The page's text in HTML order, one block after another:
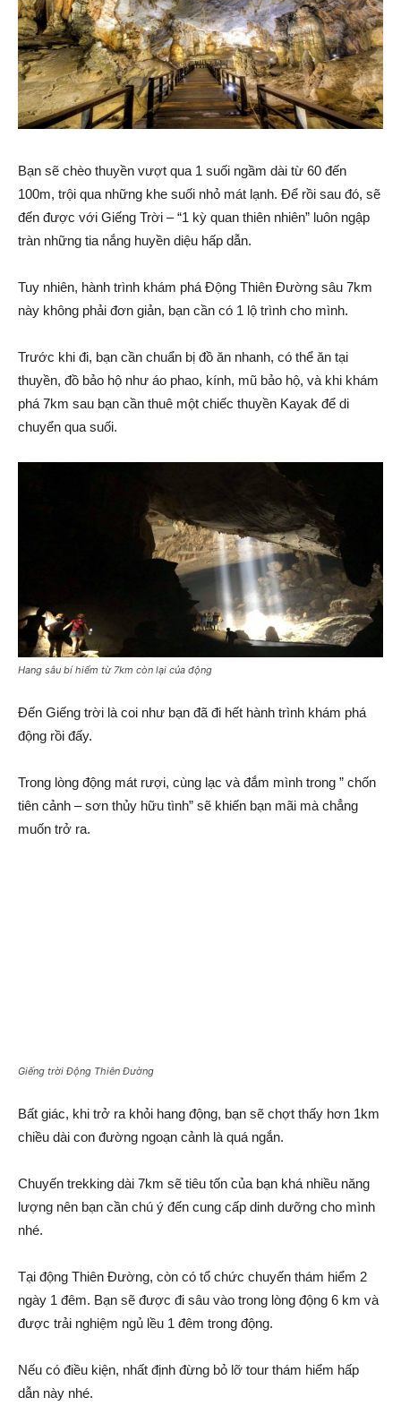
Bạn sẽ chèo thuyền vượt qua 1 suối ngầm dài từ 60 đến
100m, trội qua những khe suối nhỏ mát lạnh. Để rồi sau đó, sẽ
đến được với Giếng Trời – “1 kỳ quan thiên nhiên” luôn ngập
tràn những tia nắng huyền diệu hấp dẫn.
Tuy nhiên, hành trình khám phá Động Thiên Đường sâu 7km
này không phải đơn giản, bạn cần có 1 lộ trình cho mình.
Trước khi đi, bạn cần chuẩn bị đồ ăn nhanh, có thể ăn tại
thuyền, đồ bảo hộ như áo phao, kính, mũ bảo hộ, và khi khám
phá 7km sau bạn cần thuê một chiếc thuyền Kayak để di
chuyển qua suối.
Hang sâu bí hiểm từ 7km còn lại của động
Đến Giếng trời là coi như bạn đã đi hết hành trình khám phá
động rồi đấy.
Trong lòng động mát rượi, cùng lạc và đắm mình trong ” chốn
tiên cảnh – sơn thủy hữu tình” sẽ khiến bạn mãi mà chẳng
muốn trở ra.
Giếng trời Động Thiên Đường
Bất giác, khi trở ra khỏi hang động, bạn sẽ chợt thấy hơn 1km
chiều dài con đường ngoạn cảnh là quá ngắn.
Chuyến trekking dài 7km sẽ tiêu tốn của bạn khá nhiều năng
lượng nên bạn cần chú ý đến cung cấp dinh dưỡng cho mình
nhé.
Tại động Thiên Đường, còn có tổ chức chuyến thám hiểm 2
ngày 1 đêm. Bạn sẽ được đi sâu vào trong lòng động 6 km và
được trải nghiệm ngủ lều 1 đêm trong động.
Nếu có điều kiện, nhất định đừng bỏ lỡ tour thám hiểm hấp
dẫn này nhé.